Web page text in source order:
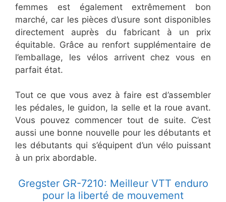
femmes est également extrêmement bon
marché, car les pièces d’usure sont disponibles
directement auprès du fabricant à un prix
équitable. Grâce au renfort supplémentaire de
l’emballage, les vélos arrivent chez vous en
parfait état.
Tout ce que vous avez à faire est d’assembler
les pédales, le guidon, la selle et la roue avant.
Vous pouvez commencer tout de suite. C’est
aussi une bonne nouvelle pour les débutants et
les débutants qui s’équipent d’un vélo puissant
à un prix abordable.
Gregster GR-7210: Meilleur VTT enduro
pour la liberté de mouvement